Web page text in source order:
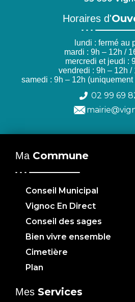
Horaires d'
lundi : fermé au
mardi : 9h – 12h /
mercredi et jeudi :
vendredi : 9h – 12h /
samedi : 9h – 12h
02 99 69
Ma Commune
Conseil Municipal
Vignoc En Direct
Conseil des sages
Bien vivre ensemble
Cimetière
Plan
Mes Services